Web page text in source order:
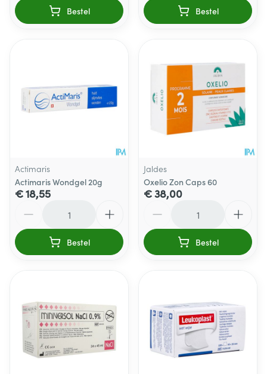
Bestel Bestel
Actimaris
Actimaris Wondgel 20g
€ 18,55
Bestel
Jaldes
Oxelio Zon Caps 60
€ 38,00
Bestel